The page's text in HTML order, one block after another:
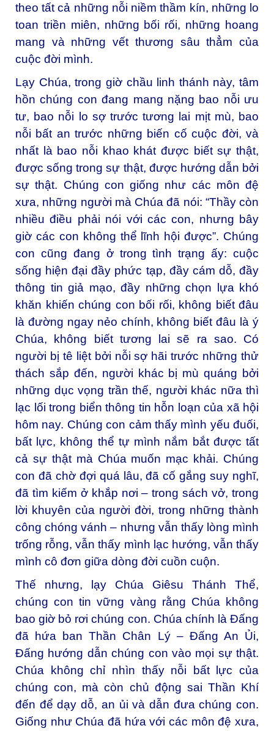
theo tất cả những nỗi niềm thầm kín, những lo
toan triền miên, những bối rối, những hoang
mang và những vết thương sâu thẳm của
cuộc đời mình.
Lạy Chúa, trong giờ chầu linh thánh này, tâm
hồn chúng con đang mang nặng bao nỗi ưu
tư, bao nỗi lo sợ trước tương lai mịt mù, bao
nỗi bất an trước những biến cố cuộc đời, và
nhất là bao nỗi khao khát được biết sự thật,
được sống trong sự thật, được hướng dẫn bởi
sự thật. Chúng con giống như các môn đệ
xưa, những người mà Chúa đã nói: “Thầy còn
nhiều điều phải nói với các con, nhưng bây
giờ các con không thể lĩnh hội được”. Chúng
con cũng đang ở trong tình trạng ấy: cuộc
sống hiện đại đầy phức tạp, đầy cám dỗ, đầy
thông tin giả mạo, đầy những chọn lựa khó
khăn khiến chúng con bối rối, không biết đâu
là đường ngay nẻo chính, không biết đâu là ý
Chúa, không biết tương lai sẽ ra sao. Có
người bị tê liệt bởi nỗi sợ hãi trước những thử
thách sắp đến, người khác bị mù quáng bởi
những dục vọng trần thế, người khác nữa thì
lạc lối trong biển thông tin hỗn loạn của xã hội
hôm nay. Chúng con cảm thấy mình yếu đuối,
bất lực, không thể tự mình nắm bắt được tất
cả sự thật mà Chúa muốn mạc khải. Chúng
con đã chờ đợi quá lâu, đã cố gắng suy nghĩ,
đã tìm kiếm ở khắp nơi – trong sách vở, trong
lời khuyên của người đời, trong những thành
công chóng vánh – nhưng vẫn thấy lòng mình
trống rỗng, vẫn thấy mình lạc hướng, vẫn thấy
mình cô đơn giữa dòng đời cuồn cuộn.
Thế nhưng, lạy Chúa Giêsu Thánh Thể,
chúng con tin vững vàng rằng Chúa không
bao giờ bỏ rơi chúng con. Chúa chính là Đấng
đã hứa ban Thần Chân Lý – Đấng An Ủi,
Đấng hướng dẫn chúng con vào mọi sự thật.
Chúa không chỉ nhìn thấy nỗi bất lực của
chúng con, mà còn chủ động sai Thần Khí
đến để dạy dỗ, an ủi và dẫn đưa chúng con.
Giống như Chúa đã hứa với các môn đệ xưa,